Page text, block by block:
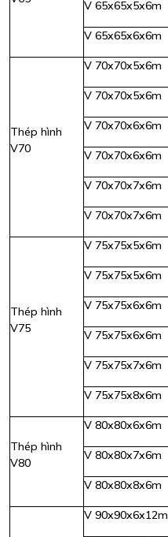
V 65x65x5x6m
V 65x65x6x6m
Thép hình
V70
V 70x70x5x6m
V 70x70x5x6m
V 70x70x6x6m
V 70x70x6x6m
V 70x70x7x6m
V 70x70x7x6m
Thép hình
V75
V 75x75x5x6m
V 75x75x5x6m
V 75x75x6x6m
V 75x75x6x6m
V 75x75x7x6m
V 75x75x8x6m
Thép hình
V80
V 80x80x6x6m
V 80x80x7x6m
V 80x80x8x6m
V 90x90x6x12m